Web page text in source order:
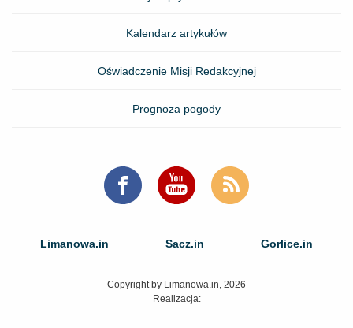
Kalendarz artykułów
Oświadczenie Misji Redakcyjnej
Prognoza pogody
Limanowa.in Sacz.in Gorlice.in
Copyright by Limanowa.in, 2026
Realizacja: